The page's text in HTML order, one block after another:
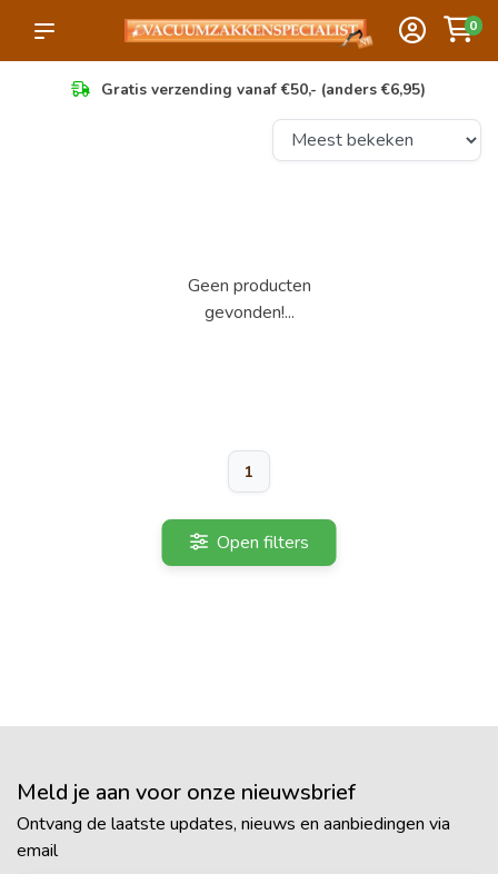
0
Gratis verzending vanaf €50,- (anders €6,95)
Geen producten
gevonden!...
1
Open filters
Meld je aan voor onze nieuwsbrief
Ontvang de laatste updates, nieuws en aanbiedingen via
email